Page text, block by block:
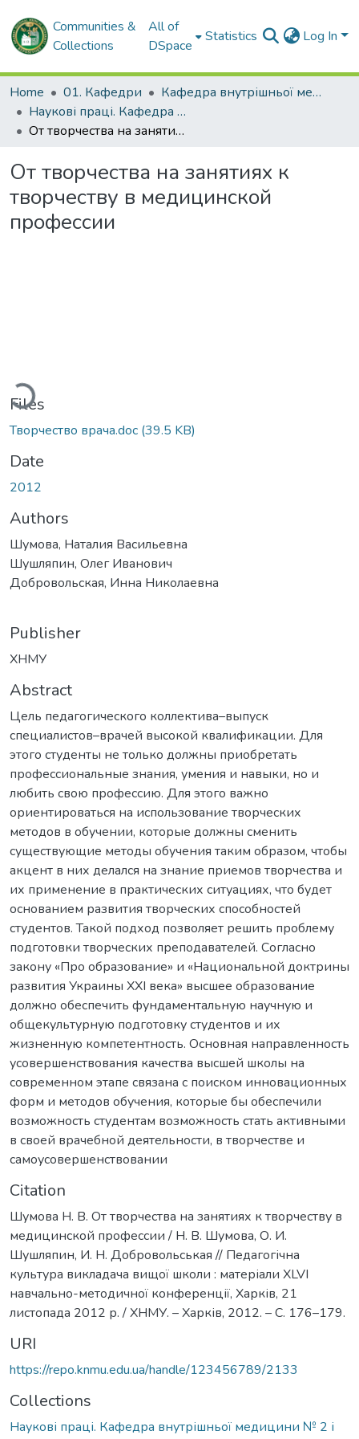
Communities &
Collections
All of
DSpace
Statistics Log In
Home 01. Кафедри
Кафедра внутрішньої медицини № 2 і клінічної імунології та алергології імені академіка Л.Т. Малої
Наукові праці. Кафедра внутрішньої медицини № 2 і клінічної імунології та алергології ім. ак. Л.Т. Малої
От творчества на занятиях к творчеству в медицинской профессии
От творчества на занятиях к
творчеству в медицинской
профессии
Loading...
Files
Творчество врача.doc (39.5 KB)
Date
2012
Authors
Шумова, Наталия Васильевна
Шушляпин, Олег Иванович
Добровольская, Инна Николаевна
Publisher
ХНМУ
Abstract
Цель педагогического коллектива–выпуск
специалистов–врачей высокой квалификации. Для
этого студенты не только должны приобретать
профессиональные знания, умения и навыки, но и
любить свою профессию. Для этого важно
ориентироваться на использование творческих
методов в обучении, которые должны сменить
существующие методы обучения таким образом, чтобы
акцент в них делался на знание приемов творчества и
их применение в практических ситуациях, что будет
основанием развития творческих способностей
студентов. Такой подход позволяет решить проблему
подготовки творческих преподавателей. Cогласно
закону «Про образование» и «Национальной доктрины
развития Украины XXI века» высшее образование
должно обеспечить фундаментальную научную и
общекультурную подготовку студентов и их
жизненную компетентность. Основная направленность
усовершенствования качества высшей школы на
современном этапе связана с поиском инновационных
форм и методов обучения, которые бы обеспечили
возможность студентам возможность стать активными
в своей врачебной деятельности, в творчестве и
самоусовершенствовании
Citation
Шумова Н. В. От творчества на занятиях к творчеству в
медицинской профессии / Н. В. Шумова, О. И.
Шушляпин, И. Н. Добровольськая // Педагогічна
культура викладача вищої школи : матеріали XLVI
навчально-методичної конференції, Харків, 21
листопада 2012 р. / ХНМУ. – Харків, 2012. – С. 176–179.
URI
https://repo.knmu.edu.ua/handle/123456789/2133
Collections
Наукові праці. Кафедра внутрішньої медицини № 2 і